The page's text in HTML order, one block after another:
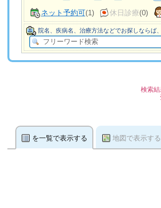
ネット予約可(1) 休日診療(0)
院名、疾病名、治療方法などでお探しなら
検索
を一覧で表示する 地図で表示する